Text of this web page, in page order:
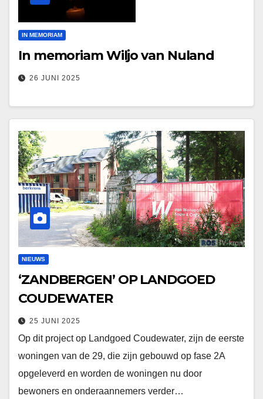
IN MEMORIAM
In memoriam Wiljo van Nuland
26 JUNI 2025
NIEUWS
‘ZANDBERGEN’ OP LANDGOED
COUDEWATER
25 JUNI 2025
Op dit project op Landgoed Coudewater, zijn de eerste
woningen van de 29, die zijn gebouwd op fase 2A
opgeleverd en worden de woningen nu door
bewoners en onderaannemers verder…